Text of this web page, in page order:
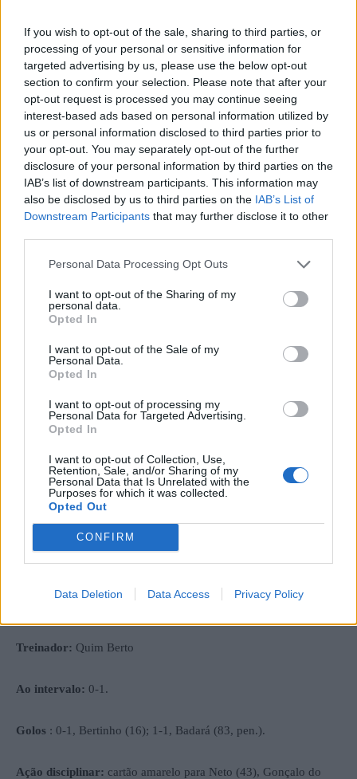
If you wish to opt-out of the sale, sharing to third parties, or
processing of your personal or sensitive information for
targeted advertising by us, please use the below opt-out
section to confirm your selection. Please note that after your
opt-out request is processed you may continue seeing
interest-based ads based on personal information utilized by
us or personal information disclosed to third parties prior to
your opt-out. You may separately opt-out of the further
disclosure of your personal information by third parties on the
IAB’s list of downstream participants. This information may
also be disclosed by us to third parties on the IAB’s List of
Downstream Participants that may further disclose it to other
Personal Data Processing Opt Outs
I want to opt-out of the Sharing of my
personal data.
Opted In
I want to opt-out of the Sale of my
Personal Data.
Opted In
I want to opt-out of processing my
Personal Data for Targeted Advertising.
Opted In
I want to opt-out of Collection, Use,
Retention, Sale, and/or Sharing of my
Personal Data that Is Unrelated with the
Purposes for which it was collected.
Opted Out
CONFIRM
Data Deletion Data Access Privacy Policy
últimos 30 anos. Temos uma alma do caraças. Somos um
exemplo a nível nacional, com um orçamento limitadíssimo. O
Vilar de Perdizes, ao dia de hoje, 99,9% de certeza que não irá
competir no escalão sénior na próxima época”.
Vítor Gamito, treinador do Vilar de Perdizes, conseguiu o
objetivo e foi molhado pelos atletas em plena conferência de
imprensa: “Está concluído um objetivo extremamente difícil.
Neste formato, equivale a ser cinco vezes campeão, penso que
esta equipa, sem falsas modéstias, vai ser recordada e ficar na
Complexo Desportivo Francisco Carvalho, em Chaves.
Árbitro:João Loureiro (AF Viana do Castelo).
Vilar de Perdizes:Palha, Parente (Diogo Almeida 46), Jane
Oliveira (Riquelme 77), Gonçalo ( Badará 46 ), Beto Lopez,
Hudson e Elias (Sadidi 77).
Treinador:Vítor Gamito.
Merelinense:Ismael, Rui Sá ©, Matheus (Tiago Portela 80),
Bertinho (Hugo Balão 58), Miguel Dias, Diogo Neto, Samate,
Treinador: Quim Berto
Ao intervalo: 0-1.
Golos : 0-1, Bertinho (16); 1-1, Badará (83, pen.).
Ação disciplinar: cartão amarelo para Neto (43), Gonçalo do